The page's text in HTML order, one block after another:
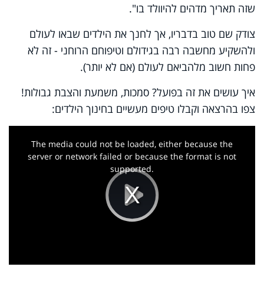
שזה תאריך מדהים להיוולד בו".
צודק שם טוב בדבריו, אך לחנך את הילדים שבאו לעולם
ולהשקיע מחשבה רבה בגידולם וטיפוחם הרוחני - זה לא
פחות חשוב מלהביאם לעולם (אם לא יותר).
איך עושים את זה בפועל? סמכות, משמעת והצבת גבולות!
צפו בהרצאה וקבלו טיפים מעשיים בחינוך הילדים:
Play
This
The media could not be loaded, either because the
server or network failed or because the format is not
supported.